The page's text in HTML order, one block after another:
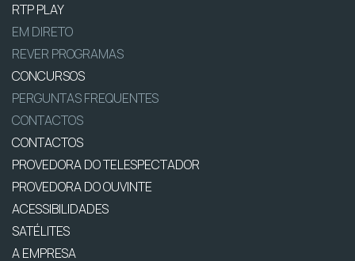
RTP PLAY
EM DIRETO
REVER PROGRAMAS
CONCURSOS
PERGUNTAS FREQUENTES
CONTACTOS
CONTACTOS
PROVEDORA DO TELESPECTADOR
PROVEDORA DO OUVINTE
ACESSIBILIDADES
SATÉLITES
A EMPRESA